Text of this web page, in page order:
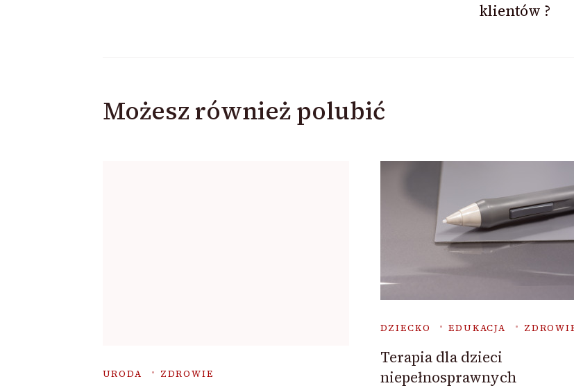
klientów ?
Możesz również polubić
URODA ZDROWIE
DZIECKO EDUKACJA
Terapia dla dzieci
niepełnosprawnych